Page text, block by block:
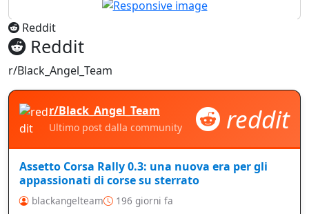
Reddit
Reddit
r/Black_Angel_Team
r/Black_Angel_Team
Ultimo post dalla community reddit
Assetto Corsa Rally 0.3: una nuova era per gli
appassionati di corse su sterrato
blackangelteam 196 giorni fa